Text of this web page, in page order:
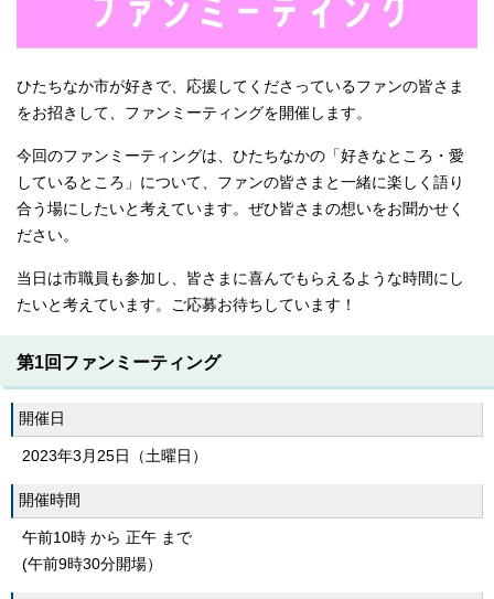
ひたちなか市が好きで、応援してくださっているファンの皆さま
をお招きして、ファンミーティングを開催します。
今回のファンミーティングは、ひたちなかの「好きなところ・愛
しているところ」について、ファンの皆さまと一緒に楽しく語り
合う場にしたいと考えています。ぜひ皆さまの想いをお聞かせく
ださい。
当日は市職員も参加し、皆さまに喜んでもらえるような時間にし
たいと考えています。ご応募お待ちしています！
第1回ファンミーティング
開催日
2023年3月25日（土曜日）
開催時間
午前10時 から 正午 まで
(午前9時30分開場）